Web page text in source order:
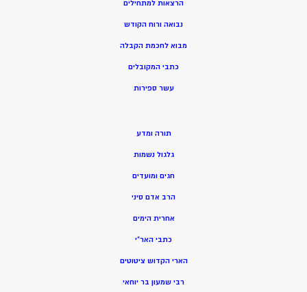
הרצאות למתחילים
נבואה ורוח הקודש
מבוא לחכמת הקבלה
כתבי המקובלים
עשר ספירות
תורה ומדע
גלגול נשמות
חגים ומועדים
הרב אדם סיני
אחרית הימים
כתבי האר”י
הארי הקדוש ציטוטים
רבי שמעון בר יוחאי